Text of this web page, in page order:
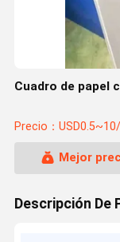
Cuadro de papel
Precio：
Mejor
Descripción De